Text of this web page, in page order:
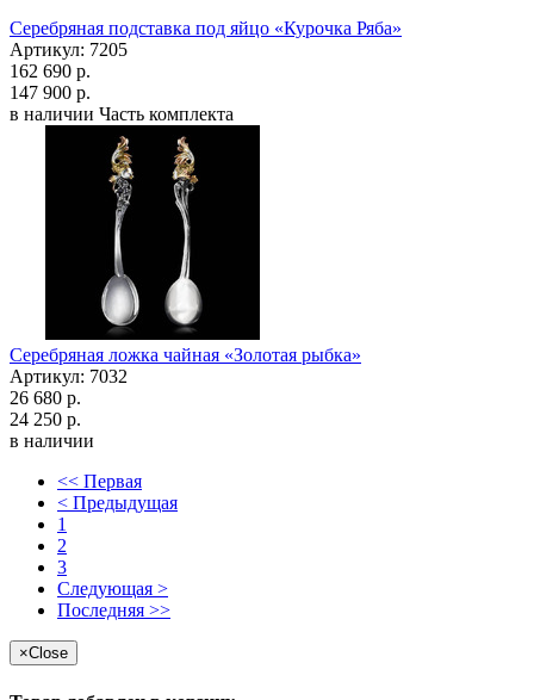
Серебряная подставка под яйцо «Курочка Ряба»
Артикул: 7205
162 690 р.
147 900 р.
в наличии Часть комплекта
Серебряная ложка чайная «Золотая рыбка»
Артикул: 7032
26 680 р.
24 250 р.
в наличии
<< Первая
< Предыдущая
1
2
3
Следующая >
Последняя >>
×Close